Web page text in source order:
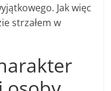
Jak więc
strzałem w